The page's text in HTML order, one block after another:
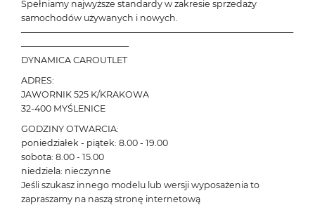
Spełniamy najwyższe standardy w zakresie sprzedaży
samochodów używanych i nowych.
───────────────────────────────────────────
─────────────────
DYNAMICA CAROUTLET
ADRES:
JAWORNIK 525 K/KRAKOWA
32-400 MYŚLENICE
GODZINY OTWARCIA:
poniedziałek - piątek: 8.00 - 19.00
sobota: 8.00 - 15.00
niedziela: nieczynne
Jeśli szukasz innego modelu lub wersji wyposażenia to
zapraszamy na naszą stronę internetową